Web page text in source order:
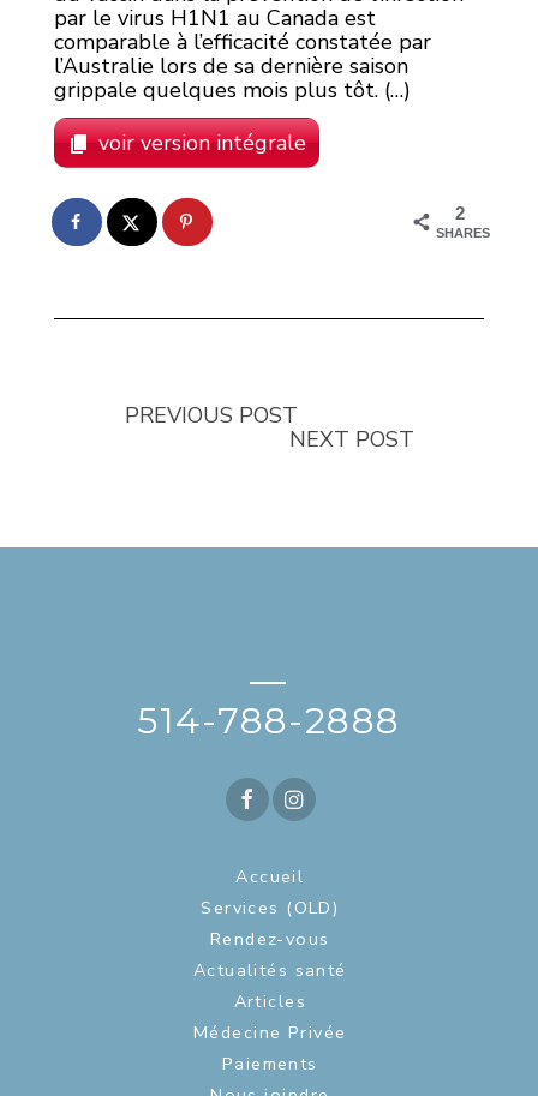
par le virus H1N1 au Canada est
comparable à l’efficacité constatée par
l’Australie lors de sa dernière saison
grippale quelques mois plus tôt. (…)
voir version intégrale
2
SHARES
PREVIOUS POST
NEXT POST
—
514-788-2888
Accueil
Services (OLD)
Rendez-vous
Actualités santé
Articles
Médecine Privée
Paiements